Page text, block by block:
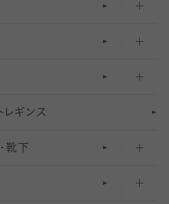
靴下
ックス
（くるぶし上）
下）
ス（ふつう）
ス（浅め）
薄手タイツ）
）
ト レ ギンス
靴下